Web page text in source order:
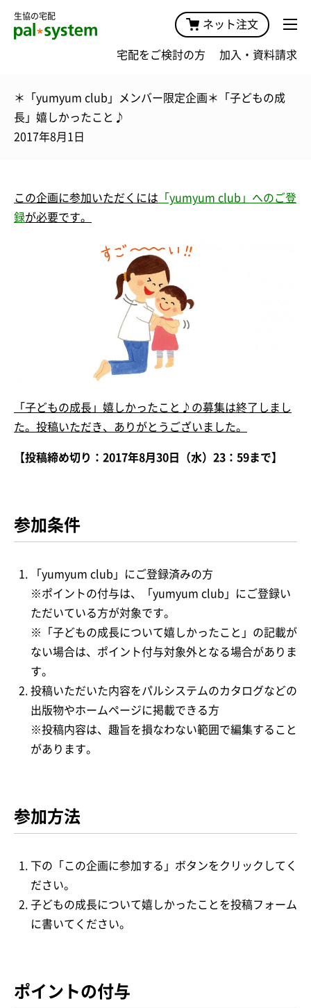
生協の宅配
ネット注文
宅配をご検討の方 加入・資料請求
＊「yumyum club」メンバー限定企画＊「子どもの成
長」嬉しかったこと♪
2017年8月1日
この企画に参加いただくには 「yumyum club」へのご登
録が必要です。
「子どもの成長」嬉しかったこと♪の募集は終了しまし
た。投稿いただき、ありがとうございました。
【投稿締め切り：2017年8月30日（水）23：59まで】
参加条件
「yumyum club」にご登録済みの方
※ポイントの付与は、「yumyum club」にご登録い
ただいている方が対象です。
※「子どもの成長について嬉しかったこと」の記載が
ない場合は、ポイント付与対象外となる場合がありま
す。
投稿いただいた内容をパルシステムのカタログなどの
出版物やホームページに掲載できる方
※投稿内容は、趣旨を損なわない範囲で編集すること
があります。
参加方法
下の「この企画に参加する」ボタンをクリックしてく
ださい。
子どもの成長について嬉しかったことを投稿フォーム
に書いてください。
ポイントの付与